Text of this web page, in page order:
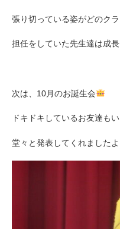
張り切っている姿がどのク
担任をしていた先生達は成
次は、10月のお誕生会
ドキドキしているお友達も
堂々と発表してくれましたよ